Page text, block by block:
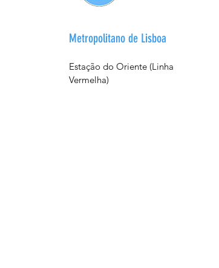
Metropolitano de Lisboa
Estação do Oriente (Linha
Vermelha)